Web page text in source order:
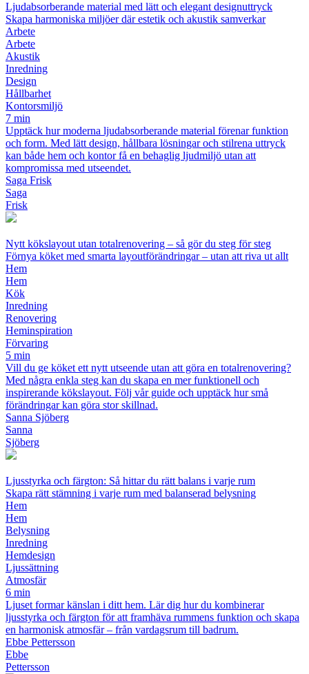
Ljudabsorberande material med lätt och elegant designuttryck
Skapa harmoniska miljöer där estetik och akustik samverkar
Arbete
Arbete
Akustik
Inredning
Design
Hållbarhet
Kontorsmiljö
7 min
Upptäck hur moderna ljudabsorberande material förenar funktion
och form. Med lätt design, hållbara lösningar och stilrena uttryck
kan både hem och kontor få en behaglig ljudmiljö utan att
kompromissa med utseendet.
Saga Frisk
Saga
Frisk
Nytt kökslayout utan totalrenovering – så gör du steg för steg
Förnya köket med smarta layoutförändringar – utan att riva ut allt
Hem
Hem
Kök
Inredning
Renovering
Heminspiration
Förvaring
5 min
Vill du ge köket ett nytt utseende utan att göra en totalrenovering?
Med några enkla steg kan du skapa en mer funktionell och
inspirerande kökslayout. Följ vår guide och upptäck hur små
förändringar kan göra stor skillnad.
Sanna Sjöberg
Sanna
Sjöberg
Ljusstyrka och färgton: Så hittar du rätt balans i varje rum
Skapa rätt stämning i varje rum med balanserad belysning
Hem
Hem
Belysning
Inredning
Hemdesign
Ljussättning
Atmosfär
6 min
Ljuset formar känslan i ditt hem. Lär dig hur du kombinerar
ljusstyrka och färgton för att framhäva rummens funktion och skapa
en harmonisk atmosfär – från vardagsrum till badrum.
Ebbe Pettersson
Ebbe
Pettersson